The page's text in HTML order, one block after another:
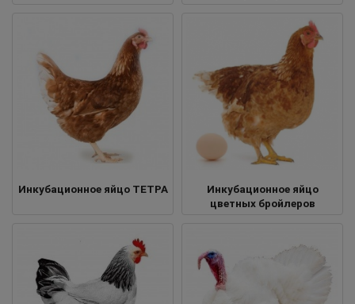
Инкубационное яйцо ТЕТРА
Инкубационное яйцо
цветных бройлеров